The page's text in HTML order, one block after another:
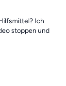
mit
ideale
bewegliches
der Kategorie
Ich
stoppen und